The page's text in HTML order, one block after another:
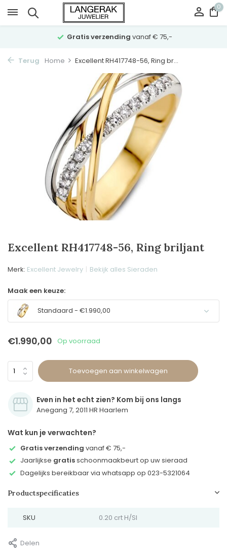
0
Gratis verzending vanaf € 75,-
Terug Home Excellent RH417748-56, Ring br...
Excellent RH417748-56, Ring briljant
Merk: Excellent Jewelry Bekijk alles Sieraden
Maak een keuze:
Standaard - €1.990,00
€1.990,00 Op voorraad
Toevoegen aan winkelwagen
Even in het echt zien? Kom bij ons langs
Anegang 7, 2011 HR Haarlem
Wat kun je verwachten?
Gratis verzending vanaf € 75,-
Jaarlijkse gratisschoonmaakbeurt op uw sieraad
Dagelijks bereikbaar via whatsapp op 023-5321064
Productspecificaties
SKU 0.20 crt H/SI
Delen